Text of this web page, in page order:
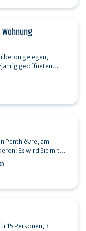
gelegen,
geöffneten
Saint Pierre
Penthièvre, am
Es wird Sie mit
auf den Ozean,
15 Personen, 3